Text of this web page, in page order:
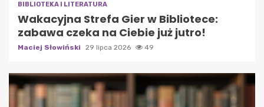
BIBLIOTEKA I LITERATURA
Wakacyjna Strefa Gier w Bibliotece:
zabawa czeka na Ciebie już jutro!
Maciej Słowiński 29 lipca 2026 49